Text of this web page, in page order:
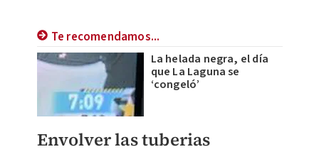
Te recomendamos...
La helada negra, el día
que La Laguna se
‘congeló’
Envolver las tuberias